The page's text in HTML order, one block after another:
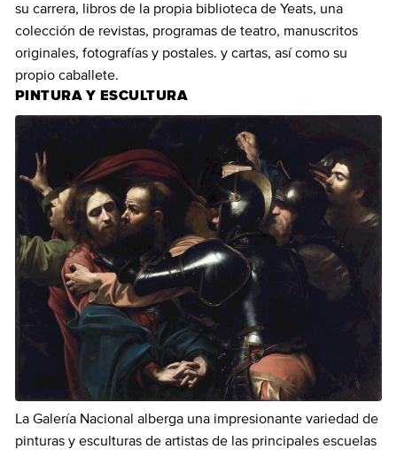
su carrera, libros de la propia biblioteca de Yeats, una
colección de revistas, programas de teatro, manuscritos
originales, fotografías y postales. y cartas, así como su
propio caballete.
PINTURA Y ESCULTURA
La Galería Nacional alberga una impresionante variedad de
pinturas y esculturas de artistas de las principales escuelas